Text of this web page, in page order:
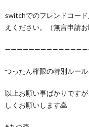
switchでのフレンドコー
えください。（無言申請
つったん権限の特別ルー
以上お願い事ばかりです
しくお願いします🙇